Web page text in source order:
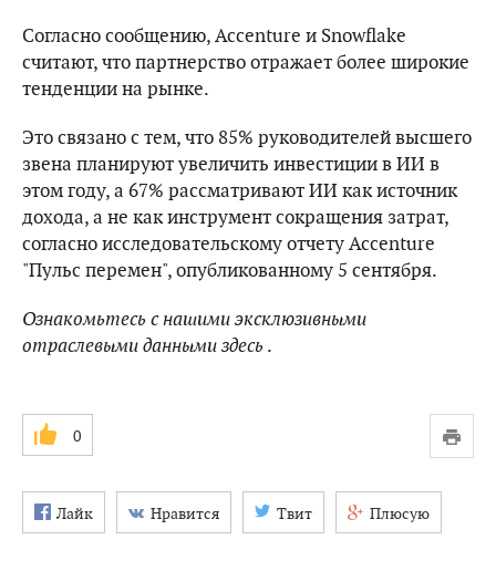
Согласно сообщению, Accenture и Snowflake
считают, что партнерство отражает более широкие
тенденции на рынке.
Это связано с тем, что 85% руководителей высшего
звена планируют увеличить инвестиции в ИИ в
этом году, а 67% рассматривают ИИ как источник
дохода, а не как инструмент сокращения затрат,
согласно исследовательскому отчету Accenture
"Пульс перемен", опубликованному 5 сентября.
Ознакомьтесь с нашими эксклюзивными
отраслевыми даннымиздесь.
0
Лайк Нравится Твит Плюсую